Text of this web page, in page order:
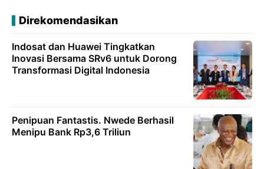
Direkomendasikan
Indosat dan Huawei Tingkatkan
Inovasi Bersama SRv6 untuk Dorong
Transformasi Digital Indonesia
Penipuan Fantastis. Nwede Berhasil
Menipu Bank Rp3,6 Triliun